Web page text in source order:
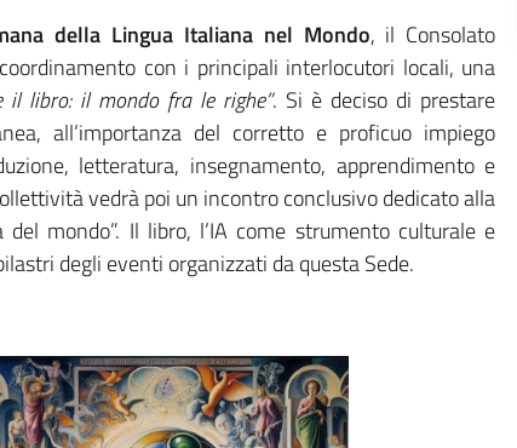
della Lingua Italiana nel Mondo, il Consolato
con i principali interlocutori locali, una
il libro: il mondo fra le righe”. Si è deciso di prestare
all’importanza del corretto e proficuo impiego
letteratura, insegnamento, apprendimento e
vedrà poi un incontro conclusivo dedicato alla
mondo”. Il libro, l’IA come strumento culturale e
degli eventi organizzati da questa Sede.